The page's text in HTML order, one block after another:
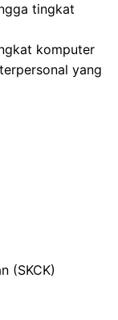
tingkat
komputer
yang
(SKCK)